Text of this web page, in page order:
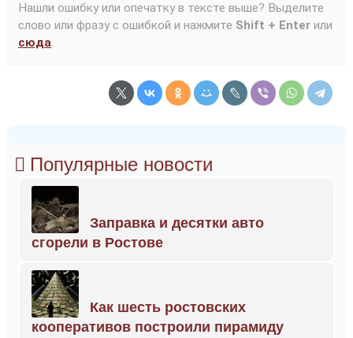
Нашли ошибку или опечатку в тексте выше? Выделите
слово или фразу с ошибкой и нажмите Shift + Enter или
сюда.
Популярные новости
Заправка и десятки авто
сгорели в Ростове
Как шесть ростовских
кооперативов построили пирамиду